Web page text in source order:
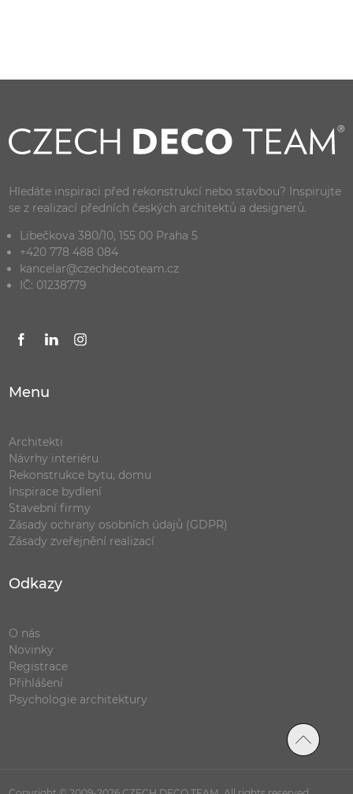
Hledáte inspiraci před rekonstrukcí nebo stavbou? Inspirujte
se z realizací předních českých architektů a designerů.
Libečkova 380/10, 155 00 Praha 5
+420 778 488 084
kancelar@czechdecoteam.cz
IČ: 01238779
Menu
Architekti
Návrhy interiéru
Rekonstrukce bytu, domu
Inspirace bydlení
Stavební firmy
Zásady ochrany osobních údajů (GDPR)
Zásady zveřejnění realizací
Odkazy
O nás
Novinky
Registrace
Přihlášení
Psychologie architektury